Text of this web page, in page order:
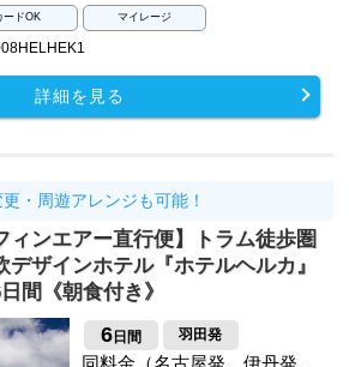
ードOK マイレージ
詳細を見る
・周遊アレンジも可能！
ィンエアー直行便】トラム徒歩圏
デザインホテル『ホテルヘルカ』
間《朝食付き》
6日間 羽田発